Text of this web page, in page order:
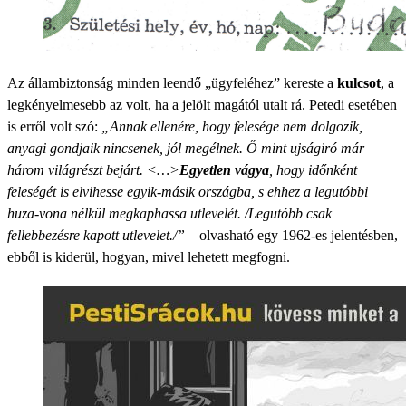
Az állambiztonság minden leendő „ügyfeléhez” kereste a kulcsot, a
legkényelmesebb az volt, ha a jelölt magától utalt rá. Petedi esetében
is erről volt szó:
„Annak ellenére, hogy felesége nem dolgozik,
anyagi gondjaik nincsenek, jól megélnek. Ő mint ujságiró már
három világrészt bejárt. <…>Egyetlen vágya , hogy időnként
feleségét is elvihesse egyik-másik országba, s ehhez a legutóbbi
huza-vona nélkül megkaphassa utlevelét. /Legutóbb csak
fellebbezésre kapott utlevelet./” – olvasható egy 1962-es jelentésben,
ebből is kiderül, hogyan, mivel lehetett megfogni.